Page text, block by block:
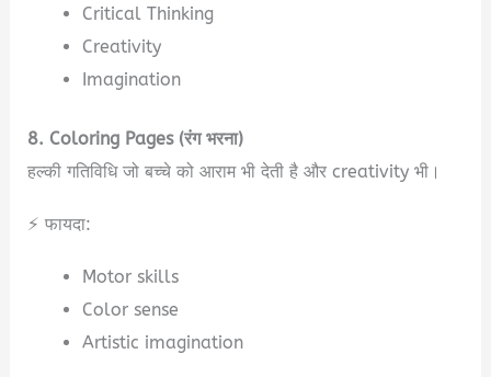
Critical Thinking
Creativity
Imagination
8. Coloring Pages (रंग भरना)
हल्की गतिविधि जो बच्चे को आराम भी देती है और creativity भी।
⚡ फायदा:
Motor skills
Color sense
Artistic imagination